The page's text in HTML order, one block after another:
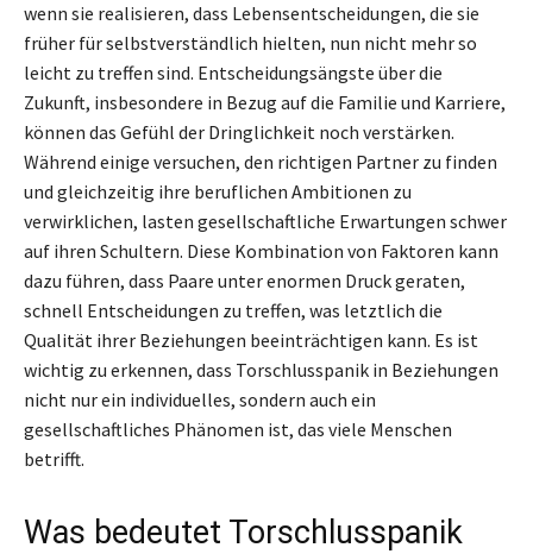
wenn sie realisieren, dass Lebensentscheidungen, die sie
früher für selbstverständlich hielten, nun nicht mehr so
leicht zu treffen sind. Entscheidungsängste über die
Zukunft, insbesondere in Bezug auf die Familie und Karriere,
können das Gefühl der Dringlichkeit noch verstärken.
Während einige versuchen, den richtigen Partner zu finden
und gleichzeitig ihre beruflichen Ambitionen zu
verwirklichen, lasten gesellschaftliche Erwartungen schwer
auf ihren Schultern. Diese Kombination von Faktoren kann
dazu führen, dass Paare unter enormen Druck geraten,
schnell Entscheidungen zu treffen, was letztlich die
Qualität ihrer Beziehungen beeinträchtigen kann. Es ist
wichtig zu erkennen, dass Torschlusspanik in Beziehungen
nicht nur ein individuelles, sondern auch ein
gesellschaftliches Phänomen ist, das viele Menschen
betrifft.
Was bedeutet Torschlusspanik